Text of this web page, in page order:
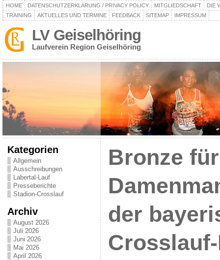
HOME DATENSCHUTZERKLÄRUNG / PRIVACY POLICY MITGLIEDSCHAFT
DIE
TRAINING
AKTUELLES UND TERMINE FEEDBACK SITEMAP IMPRESSUM
LV Geiselhöring
Laufverein Region Geiselhöring
Kategorien
Allgemein
Ausschreibungen
Labertal-Lauf
Presseberichte
Stadion-Crosslauf
Archiv
August 2026
Juli 2026
Juni 2026
Mai 2026
April 2026
Bronze
der